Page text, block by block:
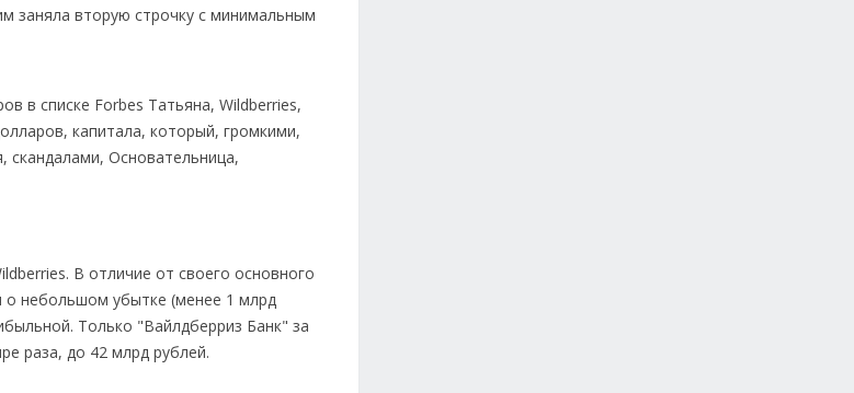
заняла вторую строчку с минимальным
В отличие от своего основного
о небольшом убытке (менее 1 млрд
Только "Вайлдберриз Банк" за
раза, до 42 млрд рублей.